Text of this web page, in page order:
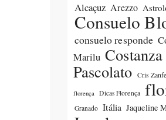
Alcaçuz Arezzo
Consuelo
consuelo responde
Marilu Costanza
Pascolato Cris
florença Dicas Florença
Granado Itália Jaqueline